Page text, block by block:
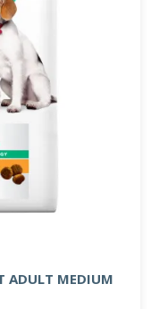
ADULT MEDIUM